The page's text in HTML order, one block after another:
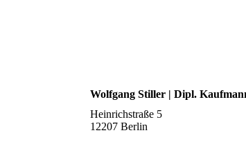
Wolfgang Stiller | Dipl.
Heinrichstraße 5
12207 Berlin